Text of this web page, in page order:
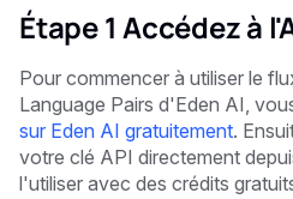
Étape 1 Accédez à
Pour commencer à utiliser le
Language Pairs d'Eden AI,
sur Eden AI gratuitement.
votre clé API directement
l'utiliser avec des crédits